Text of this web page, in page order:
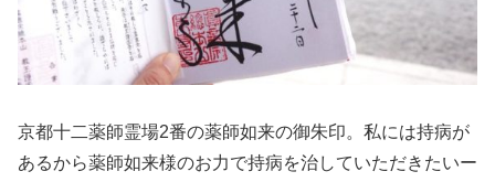
京都十二薬師霊場2番の薬師如来の御朱印。私には持病が
あるから薬師如来様のお力で持病を治していただきたいー